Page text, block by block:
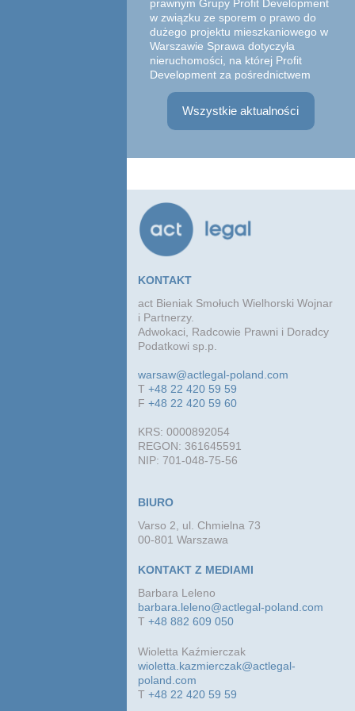
prawnym Grupy Profit Development
w związku ze sporem o prawo do
dużego projektu mieszkaniowego w
Warszawie Sprawa dotyczyła
nieruchomości, na której Profit
Development za pośrednictwem
spółki zależnej zrealizował
inwestyc...
Wszystkie aktualności
KONTAKT
act Bieniak Smołuch Wielhorski Wojnar
i Partnerzy.
Adwokaci, Radcowie Prawni i Doradcy
Podatkowi sp.p.
warsaw@actlegal-poland.com
T+48 22 420 59 59
F+48 22 420 59 60
KRS: 0000892054
REGON: 361645591
NIP: 701-048-75-56
BIURO
Varso 2, ul. Chmielna 73
00-801 Warszawa
KONTAKT Z MEDIAMI
Barbara Leleno
barbara.leleno@actlegal-poland.com
T+48 882 609 050
Wioletta Kaźmierczak
wioletta.kazmierczak@actlegal-
poland.com
T+48 22 420 59 59